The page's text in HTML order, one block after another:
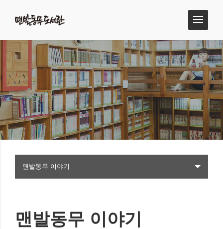
맨발동무 이야기
맨발동무 이야기